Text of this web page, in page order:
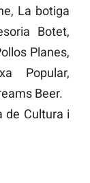
La botiga
Botet,
Planes,
Popular,
Beer.
de Cultura i